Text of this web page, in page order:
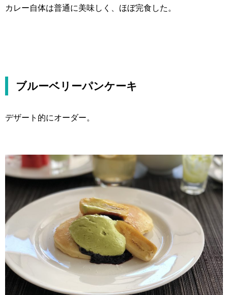
カレー自体は普通に美味しく、ほぼ完食した。
ブルーベリーパンケーキ
デザート的にオーダー。